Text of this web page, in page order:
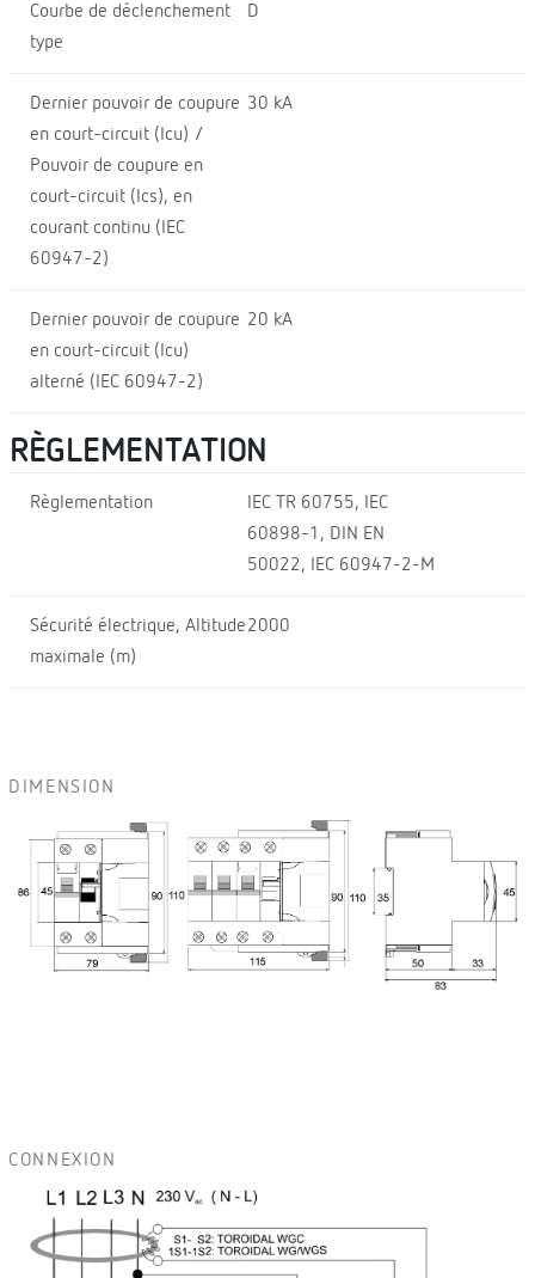
Courbe de déclenchement
type
D
Dernier pouvoir de coupure
en court-circuit (Icu) /
Pouvoir de coupure en
court-circuit (Ics), en
courant continu (IEC
60947-2)
30 kA
Dernier pouvoir de coupure
en court-circuit (Icu)
alterné (IEC 60947-2)
20 kA
RÈGLEMENTATION
Règlementation
IEC TR 60755, IEC
60898-1, DIN EN
50022, IEC 60947-2-M
Sécurité électrique, Altitude
maximale (m)
2000
DIMENSION
CONNEXION